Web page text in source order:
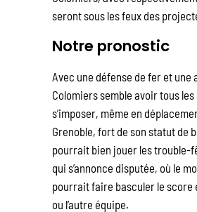
seront sous les feux des
Notre pronostic
Avec une défense de fer et
Colomiers semble avoir tous
s’imposer, même en
Grenoble, fort de son statut de
pourrait bien jouer les trouble-
qui s’annonce disputée, où le
pourrait faire basculer le score
ou l’autre équipe.